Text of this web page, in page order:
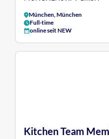
München, München
Full-time
online seit NEW
Kitchen Team